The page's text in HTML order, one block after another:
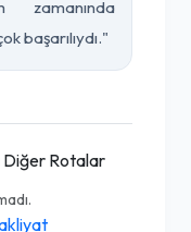
zamanında
başarılıydı."
Diğer Rotalar